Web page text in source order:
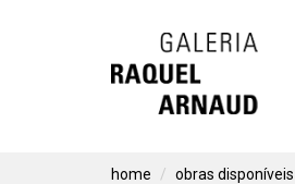
Skip
to
home obras disponíveis